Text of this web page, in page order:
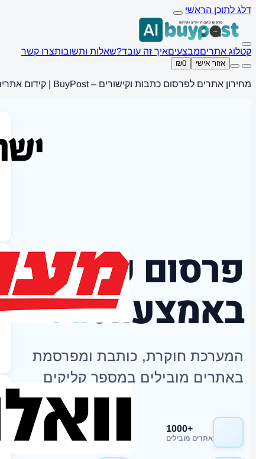
דלג לתוכן הראשי
קטלוג אתריםמבצעיםאיך זה עובד?שאלות ותשובותצרו קשר
אזור אישי ₪0
מחירון אתרים לפרסום כתבות וקישורים – BuyPost | קידום אתרים SEO
פרסום כתבות
באמצעותAI
המערכת חוקרת, כותבת ומפרסמת
באתרים מובילים במספר קליקים
+1000
אתרים מובילים
חשיפה Google